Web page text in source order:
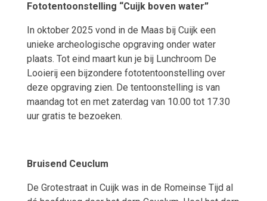
Fototentoonstelling “Cuijk boven water”
In oktober 2025 vond in de Maas bij Cuijk een
unieke archeologische opgraving onder water
plaats. Tot eind maart kun je bij Lunchroom De
Looierij een bijzondere fototentoonstelling over
deze opgraving zien. De tentoonstelling is van
maandag tot en met zaterdag van 10.00 tot 17.30
uur gratis te bezoeken.
Bruisend Ceuclum
De Grotestraat in Cuijk was in de Romeinse Tijd al